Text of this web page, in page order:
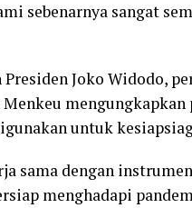
sebenarnya sangat
Joko Widodo,
untuk
sama dengan
menghadapi